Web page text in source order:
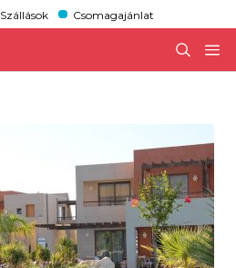
Szállások Csomagajánlat